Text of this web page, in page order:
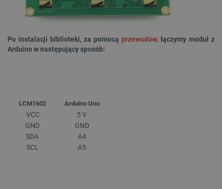
Po instalacji biblioteki, za pomocą przewodów, łączymy moduł z
Arduino w następujący sposób:
LCM1602 Arduino Uno
VCC
5 V
GND
GND
SDA
A4
SCL
A5